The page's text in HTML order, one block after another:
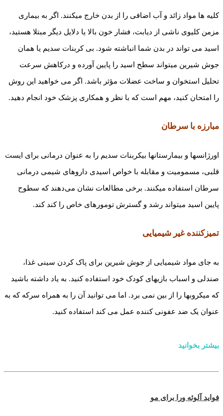
کلیه­ ها مواد زائد و آب اضافی را از بدن خارج می­کنند. اگر به بیماری
مزمن کلیوی ناشی از دیابت، فشار خون بالا یا دلایل دیگر مبتلا هستید،
اسید می تواند در بدن شما انباشته شود. بی کربنات سدیم یا همان
جوش ­شیرین می­تواند سطح اسید را پایین آورده و درکاهش سرعت
تحلیل استخوان و ساخت عضلات مؤثر باشد. اگر می خواهید این روش
را امتحان کنید، مهم است که با نظر و همکاری پزشک خود انجام دهید.
مبارزه با سرطان
اورژانس­ها و بیمارستان­ها بی­کربنات سدیم را به عنوان درمانی برای ایست
قلبی، مسمومیت و مقابله با خواص اسیدی داروهای شیمی درمانی
سرطان استفاده می­کنند. برخی مطالعات نشان می‌دهند که سطوح
پایین اسید می­تواند رشد و گسترش تومورهای خاص را کند کند.
تمیز­کننده غیر شیمیایی
به جای مواد شیمیایی از جوش شیرین برای پاک کردن سینی غذا،
صندلی و اسباب بازی­های کودک خود استفاده کنید. به یاد داشته باشید
که میکروب­ها را از بین نمی برد. اما می توانید آن را به همراه سرکه که به
عنوان یک ضد عفونی کننده عمل می کند استفاده کنید.
بیشتر بخوانید
فواید آلوئه ورا برای مو